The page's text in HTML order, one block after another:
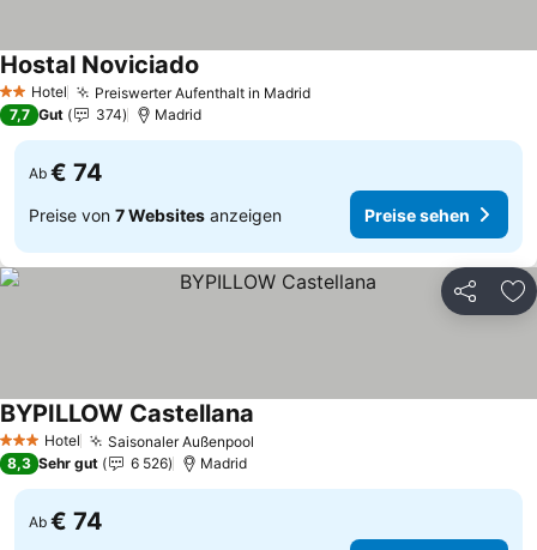
2 Sterne
Hotel Preiswerter Aufenthalt in MadridPreise sehen
Hostal Noviciado
7,7 Gut 374 Madrid
Ab € 74
Preise von 7 Websites anzeigen Preise sehen
Teilen
3 SterneHotel Saisonaler Außenpool
BYPILLOW Castellana
8,3 Sehr gut 6 526 Madrid
Ab € 74